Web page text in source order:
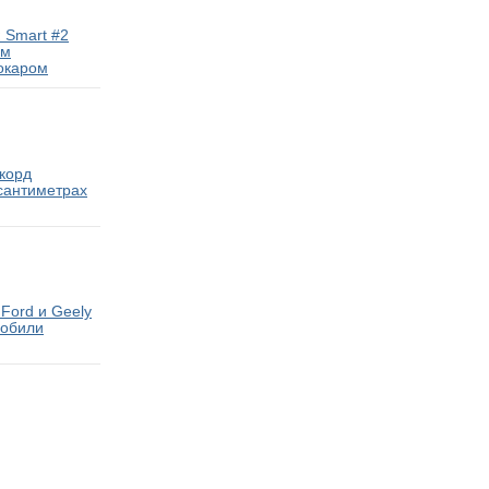
Smart #2
и Geely